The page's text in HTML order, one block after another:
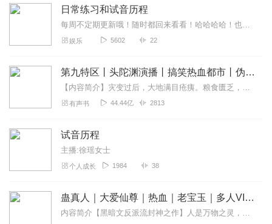
日常练习和试音历程
每周不定期更新哦！随时都回来看看！哈哈哈哈！也许有你喜欢的，也说不定！走过路过不要错过！
娱乐 5602 22
第九特区丨头陀渊演播丨搞笑热血都市丨伪戒丨VIP免费多人有声剧
【内容简介】灾变过后，大地满目疮痍。粮食匮乏，资源紧俏，局势混乱……一位从待规划区杀出来的青年，背对着漫天黄沙，孤身来到九区谋生，却不曾想偶然结识三五好友，一念...
有声书 44.44亿 2813
试音历程
主播:徐瑶女士
个人成长 1984 38
蛊真人｜大爱仙尊｜热血｜老宝玉｜多人VIP免费有声剧
内容简介【黑暗文反派流封神之作】人是万物之灵，蛊是天地真精。一个穿越者不断重生的故事。一个养蛊、炼蛊、用蛊的奇特世界。配音组（男角色）老宝玉旁白...